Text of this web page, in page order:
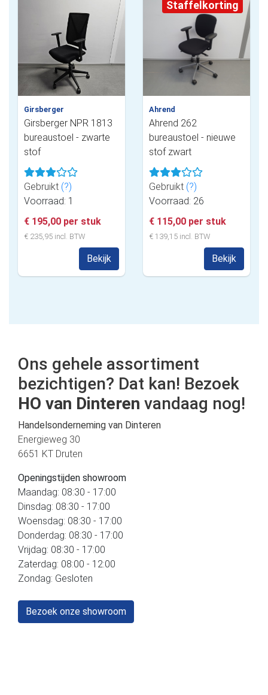
Girsberger
Girsberger NPR 1813
bureaustoel - zwarte
stof
Gebruikt (?)
Voorraad: 1
€ 195,00 per stuk
€ 235,95 incl. BTW
Bekijk
Staffelkorting
Ahrend
Ahrend 262
bureaustoel - nieuwe
stof zwart
Gebruikt (?)
Voorraad: 26
€ 115,00 per stuk
€ 139,15 incl. BTW
Bekijk
Ons gehele assortiment
bezichtigen? Dat kan! Bezoek
HO van Dinteren vandaag nog!
Handelsonderneming van Dinteren
Energieweg 30
6651 KT Druten
Openingstijden showroom
Maandag: 08:30 - 17:00
Dinsdag: 08:30 - 17:00
Woensdag: 08:30 - 17:00
Donderdag: 08:30 - 17:00
Vrijdag: 08:30 - 17:00
Zaterdag: 08:00 - 12:00
Zondag: Gesloten
Bezoek onze showroom